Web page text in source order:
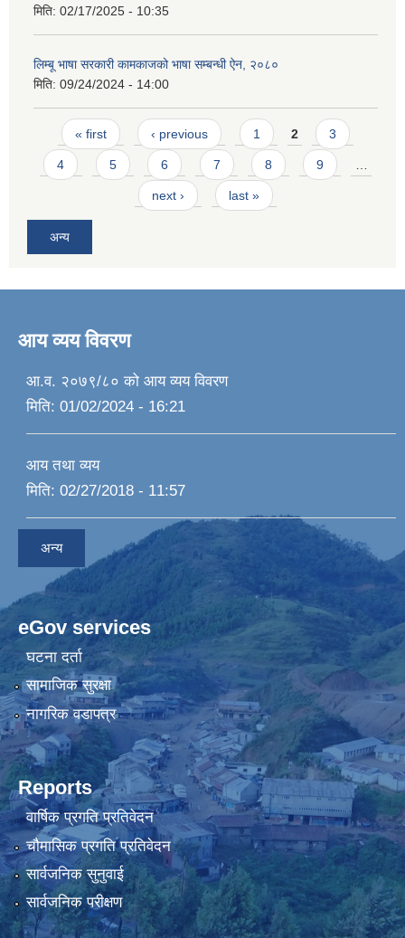
मिति: 02/17/2025 - 10:35
लिम्बू भाषा सरकारी कामकाजको भाषा सम्बन्धी ऐन, २०८०
मिति: 09/24/2024 - 14:00
Pages
« first ‹ previous 1 2 3
4 5 6 7 8 9
next › last »
अन्य
आय व्यय विवरण
आ.व. २०७९/८० को आय व्यय विवरण
मिति: 01/02/2024 - 16:21
आय तथा व्यय
मिति: 02/27/2018 - 11:57
अन्य
eGov services
घटना दर्ता
सामाजिक सुरक्षा
नागरिक वडापत्र
Reports
वार्षिक प्रगति प्रतिवेदन
चौमासिक प्रगति प्रतिवेदन
सार्वजनिक सुनुवाई
सार्वजनिक परीक्षण